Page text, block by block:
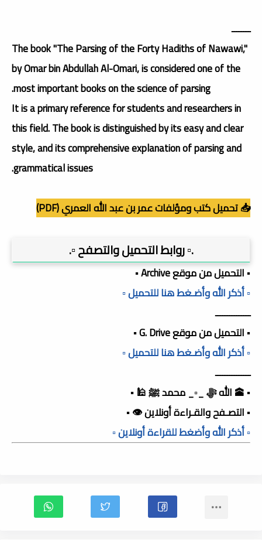
ــــــــ
The book "The Parsing of the Forty Hadiths of Nawawi,"
by Omar bin Abdullah Al-Omari, is considered one of the
most important books on the science of parsing.
It is a primary reference for students and researchers in
this field. The book is distinguished by its easy and clear
style, and its comprehensive explanation of parsing and
grammatical issues.
📥 تحميل كتب ومؤلفات عمر بن عبد الله العمري (PDF)
.▫️ روابط التحميل والتصفح ▫️.
▪️ التحميل من موقع Archive ▪️
▫️ أذكر الله وأضـغط هنا للتحميل ▫️
ـــــــــــــــ
▪️ التحميل من موقع G. Drive ▪️
▫️ أذكر الله وأضـغط هنا للتحميل ▫️
ـــــــــــــــ
▪️ 🕋 الله ﷻ _▫️_ محمد ﷺ 🕌 ▪️
▪️ التصـفح والقـراءة أونلاين 👁️ ▪️
▫️ أذكر الله وأضغط للقراءة أونلاين ▫️